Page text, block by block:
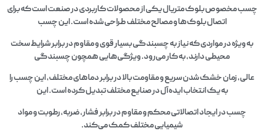
چسب مخصوص بلوک متریال یکی از محصولات کاربردی در صنعت است که برای
اتصال بلوک‌ها و مصالح مختلف طراحی شده است. این چسب
به ویژه در مواردی که نیاز به چسبندگی بسیار قوی و مقاوم در برابر شرایط سخت
محیطی دارند، به کار می‌رود. ویژگی‌هایی همچون چسبندگی
عالی، زمان خشک شدن سریع و مقاومت بالا در برابر دماهای مختلف، این چسب را
به یک انتخاب ایده‌آل در صنایع مختلف تبدیل کرده است. این
چسب در ایجاد اتصالاتی محکم و مقاوم در برابر فشار، ضربه، رطوبت و مواد
شیمیایی مختلف کمک می‌کند.